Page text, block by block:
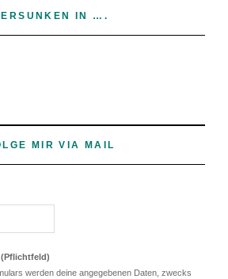
IN ….
MIR VIA MAIL
werden deine angegebenen Daten, zwecks